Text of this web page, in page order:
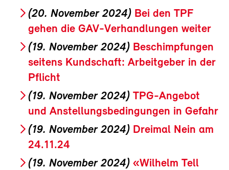
(20. November 2024) Bei den TPF
gehen die GAV-Verhandlungen weiter
(19. November 2024) Beschimpfungen
seitens Kundschaft: Arbeitgeber in der
Pflicht
(19. November 2024) TPG-Angebot
und Anstellungsbedingungen in Gefahr
(19. November 2024) Dreimal Nein am
24.11.24
(19. November 2024) «Wilhelm Tell